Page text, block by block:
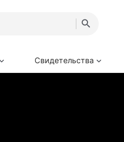
Свидетельства